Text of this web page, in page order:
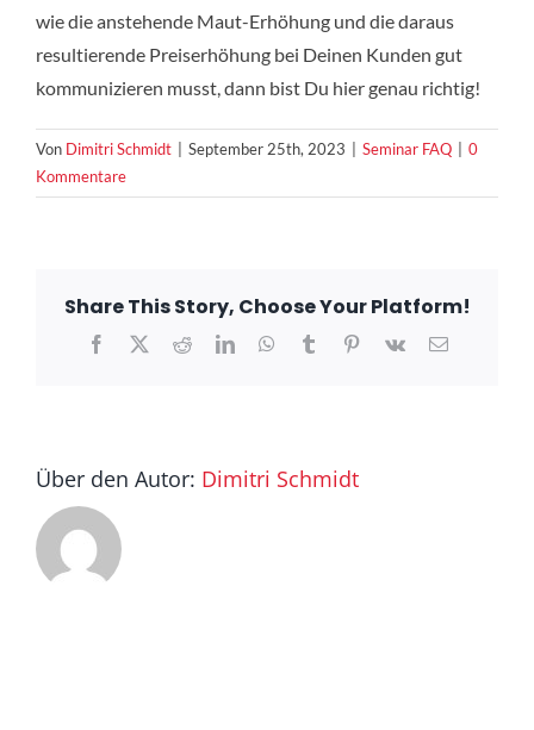
wie die anstehende Maut-Erhöhung und die daraus
resultierende Preiserhöhung bei Deinen Kunden gut
kommunizieren musst, dann bist Du hier genau richtig!
Von Dimitri Schmidt September 25th, 2023 Seminar FAQ
0
Kommentare
Share This Story, Choose Your Platform!
Facebook
X RedditLinkedInWhatsApp
TumblrPinterest
Vk
E-
Über den Autor: Dimitri Schmidt